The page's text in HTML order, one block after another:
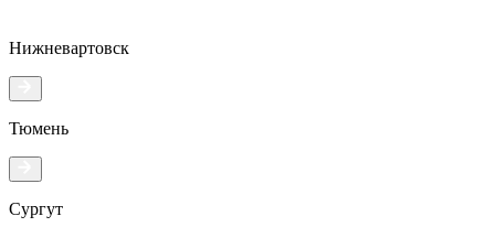
Нижневартовск
Тюмень
Сургут